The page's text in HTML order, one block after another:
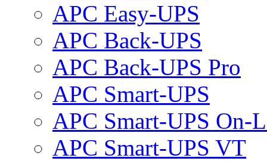
APC Easy-UPS
APC Back-UPS
APC Back-UPS Pro
APC Smart-UPS
APC Smart-UPS On-
APC Smart-UPS VT